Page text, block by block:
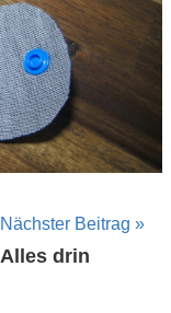
Nächster Beitrag
Alles drin